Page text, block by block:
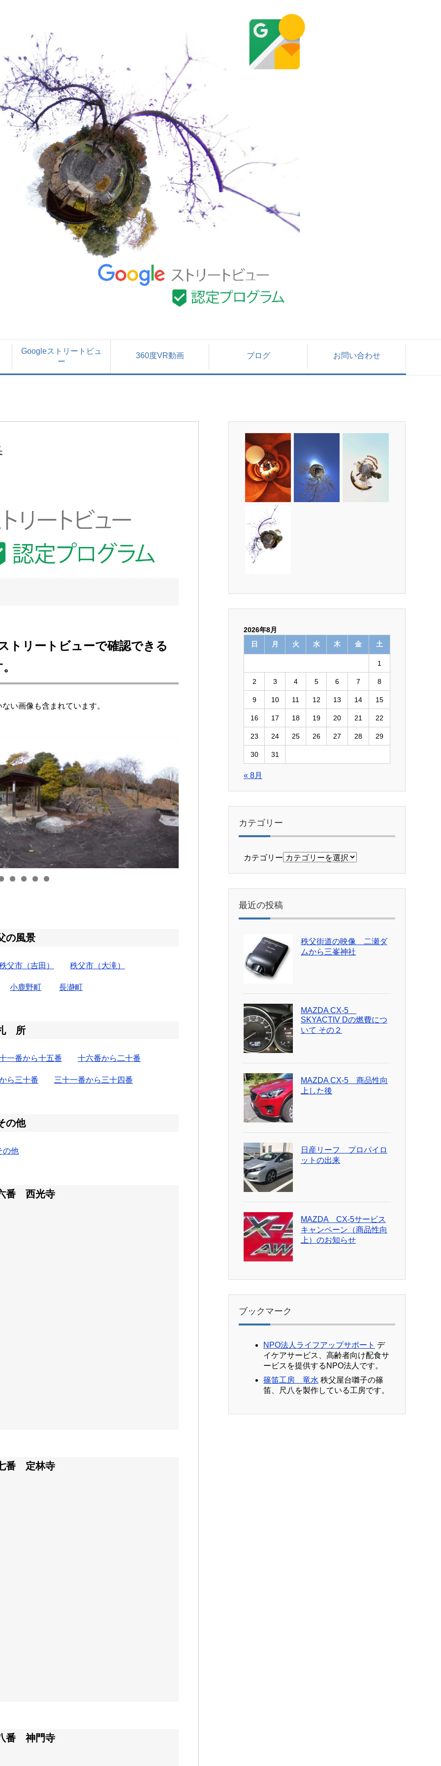
Googleストリートビュ
ー
360度VR動画 ブログ お問い合わせ
トリートビューで確認できる
い画像も含まれています。
の風景
父市（吉田） 秩父市（大滝）
小鹿野町 長瀞町
所
一番から十五番 十六番から二十番
ら三十番 三十一番から三十四番
の他
の他
番 西光寺
番 定林寺
番 神門寺
2026年8月
日
月 火 水 木 金 土
1
2 3 4 5 6 7 8
9 10 11 12 13 14 15
16 17 18 19 20 21 22
23 24 25 26 27 28 29
30 31
« 8月
カテゴリー
カテゴリー
最近の投稿
秩父街道の映像 二瀬ダ
ムから三峯神社
MAZDA CX-5
SKYACTIV Dの燃費につ
いて その２
MAZDA CX-5 商品性向
上した後
日産リーフ プロパイロ
ットの出来
MAZDA CX-5サービス
キャンペーン（商品性向
上）のお知らせ
ブックマーク
NPO法人ライフアップサポート デ
イケアサービス、高齢者向け配食サ
ービスを提供するNPO法人です。
篠笛工房 竜水 秩父屋台囃子の篠
笛、尺八を製作している工房です。